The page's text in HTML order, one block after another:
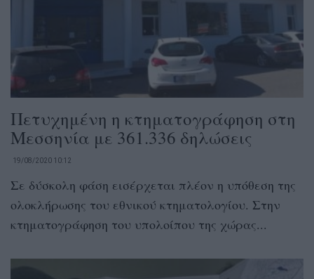
Πετυχημένη η κτηματογράφηση στη
Μεσσηνία με 361.336 δηλώσεις
19/08/2020 10:12
Σε δύσκολη φάση εισέρχεται πλέον η υπόθεση της
ολοκλήρωσης του εθνικού κτηματολογίου. Στην
κτηματογράφηση του υπολοίπου της χώρας...